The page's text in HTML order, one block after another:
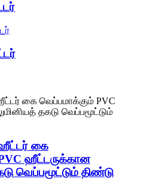
ஹீட்டர் கை
ஹீட்டருக்கான
வெப்பமூட்டும் திண்டு